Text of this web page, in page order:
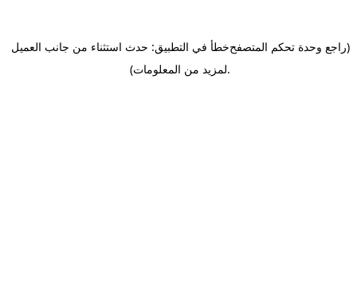
خطأ في التطبيق: حدث استثناء من جانب العميل(راجع وحدة تحكم المتصفح
لمزيد من المعلومات).